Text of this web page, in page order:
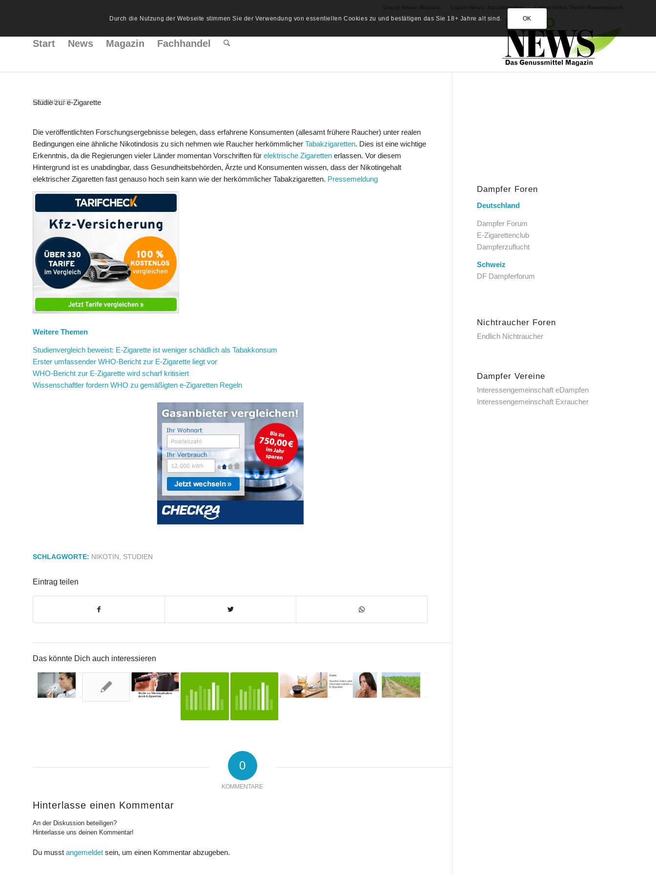
Liquid-News: AquaRatgeber Liquid-News Travel: Reisemagazin
Start News Magazin Fachhandel
Studie zur e-Zigarette
GESUNDHEIT
Die veröffentlichten Forschungsergebnisse belegen, dass erfahrene Konsumenten (allesamt frühere Raucher) unter realen
Bedingungen eine ähnliche Nikotindosis zu sich nehmen wie Raucher herkömmlicher Tabakzigaretten. Dies ist eine wichtige
Erkenntnis, da die Regierungen vieler Länder momentan Vorschriften für elektrische Zigaretten erlassen. Vor diesem
Hintergrund ist es unabdingbar, dass Gesundheitsbehörden, Ärzte und Konsumenten wissen, dass der Nikotingehalt
elektrischer Zigaretten fast genauso hoch sein kann wie der herkömmlicher Tabakzigaretten. Pressemeldung
Weitere Themen
Studienvergleich beweist: E-Zigarette ist weniger schädlich als Tabakkonsum
Erster umfassender WHO-Bericht zur E-Zigarette liegt vor
WHO-Bericht zur E-Zigarette wird scharf kritisiert
Wissenschaftler fordern WHO zu gemäßigten e-Zigaretten Regeln
SCHLAGWORTE: NIKOTIN STUDIEN
Eintrag teilen
Das könnte Dich auch interessieren
0
KOMMENTARE
Hinterlasse einen Kommentar
An der Diskussion beteiligen?
Hinterlasse uns deinen Kommentar!
Du musst angemeldet sein, um einen Kommentar abzugeben.
Dampfer Foren
Deutschland
Dampfer Forum
E-Zigarettenclub
Dampferzuflucht
Schweiz
DF Dampferforum
Nichtraucher Foren
Endlich Nichtraucher
Dampfer Vereine
Interessengemeinschaft eDampfen
Interessengemeinschaft Exraucher
Durch die Nutzung der Webseite stimmen Sie der Verwendung von essentiellen Cookies zu und bestätigen das Sie 18+ Jahre alt sind. OK